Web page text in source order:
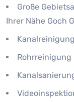
Große
Ihrer Nähe Goch
Kanalreinigung
Rohrreinigung